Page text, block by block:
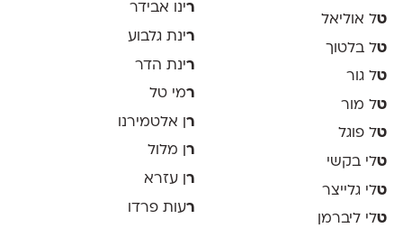
טל אוליאל
טל בלטוך
טל גור
טל מור
טל פוגל
טלי בקשי
טלי גלייצר
טלי ליברמן
רינו אבידר
רינת גלבוע
רינת הדר
רמי טל
ר ן אלטמירנו
ר ן מלול
ר ן עזרא
רעות פרדו